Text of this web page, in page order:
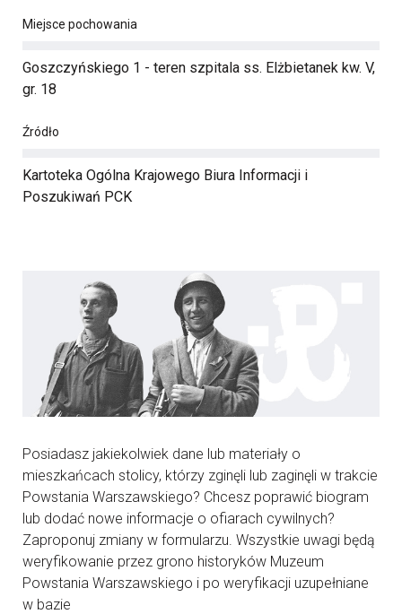
Miejsce pochowania
Goszczyńskiego 1 - teren szpitala ss. Elżbietanek kw. V,
gr. 18
Źródło
Kartoteka Ogólna Krajowego Biura Informacji i
Poszukiwań PCK
Posiadasz jakiekolwiek dane lub materiały o
mieszkańcach stolicy, którzy zginęli lub zaginęli w trakcie
Powstania Warszawskiego? Chcesz poprawić biogram
lub dodać nowe informacje o ofiarach cywilnych?
Zaproponuj zmiany w formularzu. Wszystkie uwagi będą
weryfikowanie przez grono historyków Muzeum
Powstania Warszawskiego i po weryfikacji uzupełniane
w bazie